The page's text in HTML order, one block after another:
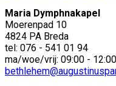
Maria Dymphnakapel
Moerenpad 10
4824 PA Breda
tel: 076 - 541 01 94
ma/woe/vrij: 09:00 - 12:00